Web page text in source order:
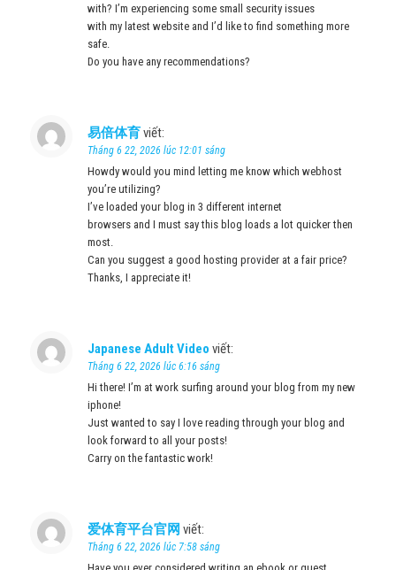
with? I’m experiencing some small security issues
with my latest website and I’d like to find something more
safe.
Do you have any recommendations?
易倍体育viết:
Tháng 6 22, 2026 lúc 12:01 sáng
Howdy would you mind letting me know which webhost
you’re utilizing?
I’ve loaded your blog in 3 different internet
browsers and I must say this blog loads a lot quicker then
most.
Can you suggest a good hosting provider at a fair price?
Thanks, I appreciate it!
Japanese Adult Video viết:
Tháng 6 22, 2026 lúc 6:16 sáng
Hi there! I’m at work surfing around your blog from my new
iphone!
Just wanted to say I love reading through your blog and
look forward to all your posts!
Carry on the fantastic work!
爱体育平台官网 viết:
Tháng 6 22, 2026 lúc 7:58 sáng